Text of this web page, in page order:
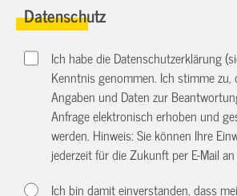
Datenschutz
Ich habe die Datenschutzerklärung
Kenntnis genommen. Ich stimme zu,
Angaben und Daten zur
Anfrage elektronisch erhoben und
werden. Hinweis: Sie können Ihre
jederzeit für die Zukunft per E-Mail
Ich bin damit einverstanden, dass